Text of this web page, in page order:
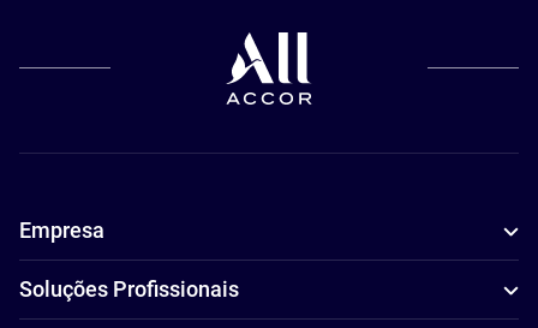
Empresa
Soluções Profissionais